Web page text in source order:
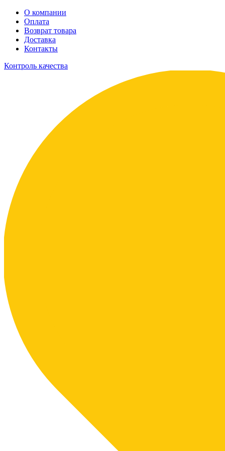
О компании
Оплата
Возврат товара
Доставка
Контакты
Контроль качества